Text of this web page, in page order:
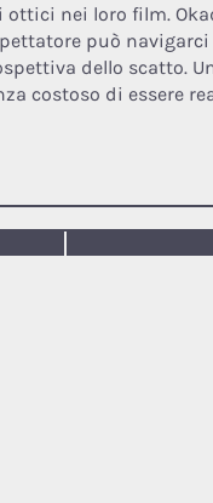
nei loro film.
può
dello scatto.
costoso di essere